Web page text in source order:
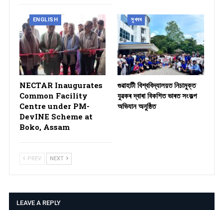
ENGLISH
NECTAR Inaugurates
Common Facility
Centre under PM-
DevINE Scheme at
Boko, Assam
সুখবৰ
গুৱাহাটী বিশ্ববিদ্যালয়ত নিচামুক্ত
যুৱকৰ দ্বাৰা বিকশিত ভাৰত সংকল্প
অভিযান অনুষ্ঠিত
PREV NEXT
LEAVE A REPLY